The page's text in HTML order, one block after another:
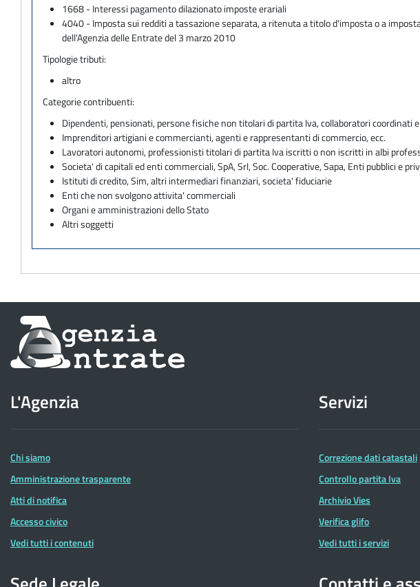
1668 - Interessi pagamento dilazionato imposte erariali
4040 - Imposta sui redditi a tassazione separata, a ritenuta a titolo d'imposta o a
dell'Agenzia delle Entrate del 3 marzo 2010
Tipologie tributi:
altro
Categorie contribuenti:
Dipendenti, pensionati, persone fisiche non titolari di partita Iva, collaboratori coordinati
Imprenditori artigiani e commercianti, agenti e rappresentanti di commercio, ecc.
Lavoratori autonomi, professionisti titolari di partita Iva iscritti o non iscritti in albi
Societa' di capitali ed enti commerciali, SpA, Srl, Soc. Cooperative, Sapa, Enti pubblici e
Istituti di credito, Sim, altri intermediari finanziari, societa' fiduciarie
Enti che non svolgono attivita' commerciali
Organi e amministrazioni dello Stato
Altri soggetti
Informazioni
sul
dell'Agenzia
delle
Entrate
L'Agenzia
Chi siamo
Amministrazione trasparente
Atti di notifica
Accesso civico
Vedi tutti i contenuti
Servizi
Correzione dati catastali
Controllo partita Iva
Archivio Vies
Verifica glifo
Vedi tutti i servizi